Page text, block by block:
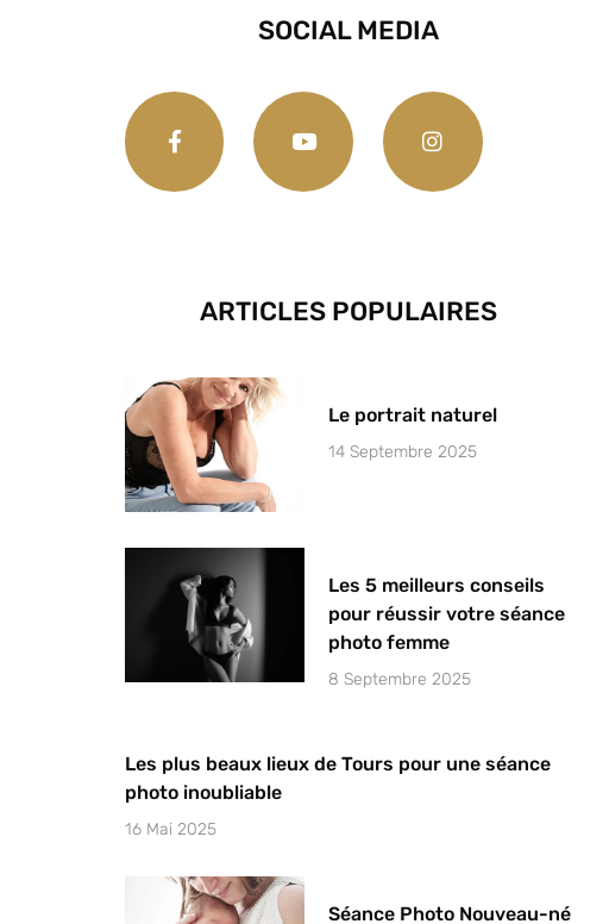
SOCIAL MEDIA
ARTICLES POPULAIRES
Le portrait naturel
14 Septembre 2025
Les 5 meilleurs conseils
pour réussir votre séance
photo femme
8 Septembre 2025
Les plus beaux lieux de Tours pour une séance
photo inoubliable
16 Mai 2025
Séance Photo Nouveau-né